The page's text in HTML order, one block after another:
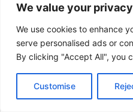
We value your privacy
We use cookies to enhance
serve personalised ads or
By clicking "Accept All", you
Customise